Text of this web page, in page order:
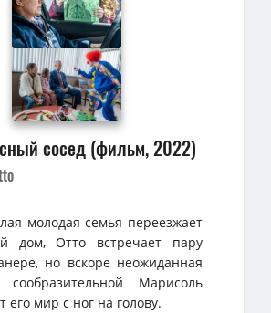
сосед (фильм, 2022)
молодая семья переезжает
дом, Отто встречает пару
но вскоре неожиданная
Марисоль
его мир с ног на голову.